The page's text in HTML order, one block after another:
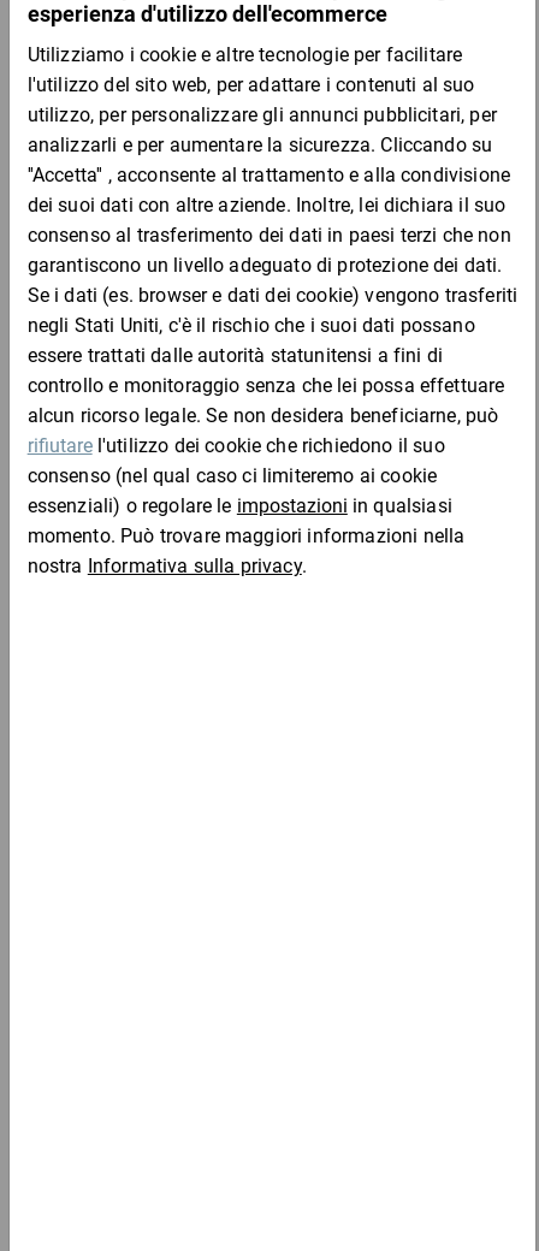
DESCRIZIONE DEL PRODOTTO
Per macchine fotografiche, dispositivi hardware, apparecchi hi-
fi, televisori, tavole da surf, sci, mobili, oggetti in porcellana,
ceramica, vetro, ecc...
Vantaggi:
le bolle trattengono l''aria più a lungo rispetto alla pellicola a 2
strati
le bolle d''aria non lasciano impronte sui prodotti anche se
imballati per lunghi periodi di tempo
dimensioni e spessore personalizzabili, chiamateci per
richiedere informazioni!
LDPE a 3 strati e 90 µ
altezza bolle 4 mm, Ø bolle 10 mm
Completa l'ordine con: